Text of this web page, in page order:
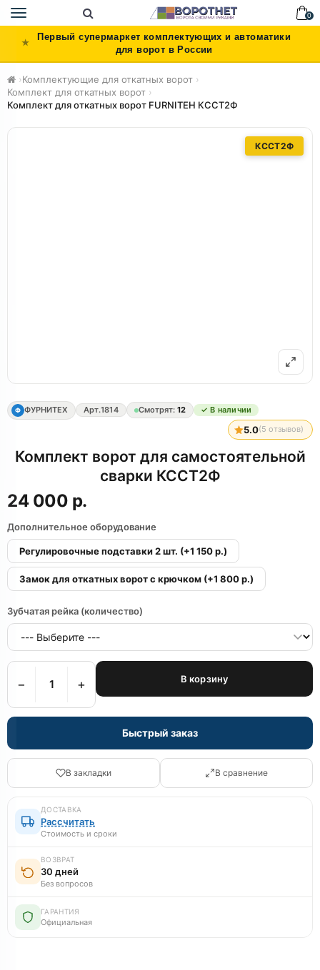
Toggle
navigation
0
Первый супермаркет комплектующих и автоматики
для ворот в России
›Комплектующие для откатных ворот ›
Комплект для откатных ворот ›
Комплект для откатных ворот FURNITEH КССТ2Ф
КССT2Ф
Ф ФУРНИТЕХ Арт.1814 Смотрят: 12 ✓ В наличии
5.0(5 отзывов)
Комплект ворот для самостоятельной
сварки КССТ2Ф
24 000 р.
Дополнительное оборудование
Регулировочные подставки 2 шт. (+1 150 р.)
Замок для откатных ворот с крючком (+1 800 р.)
Зубчатая рейка (количество)
− + В корзину
Быстрый заказ
В закладки В сравнение
ДОСТАВКА
Рассчитать
Стоимость и сроки
ВОЗВРАТ
30 дней
Без вопросов
ГАРАНТИЯ
Официальная